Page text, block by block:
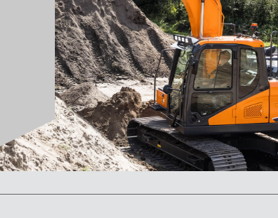
DX190W-7K DX210W-7K